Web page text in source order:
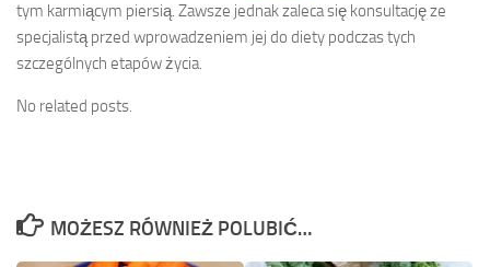
tym karmiącym piersią. Zawsze jednak zaleca się konsultację ze
specjalistą przed wprowadzeniem jej do diety podczas tych
szczególnych etapów życia.
No related posts.
MOŻESZ RÓWNIEŻ POLUBIĆ…